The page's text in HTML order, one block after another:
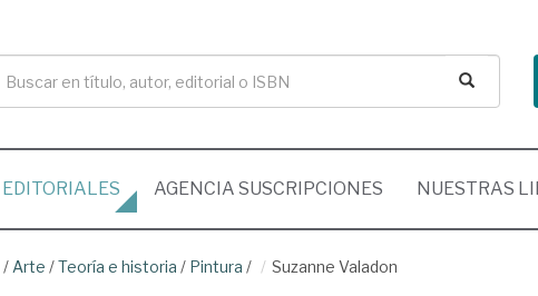
EDITORIALES AGENCIA SUSCRIPCIONES NUESTRAS
/ Arte /Teoría e historia / Pintura / Suzanne Valadon